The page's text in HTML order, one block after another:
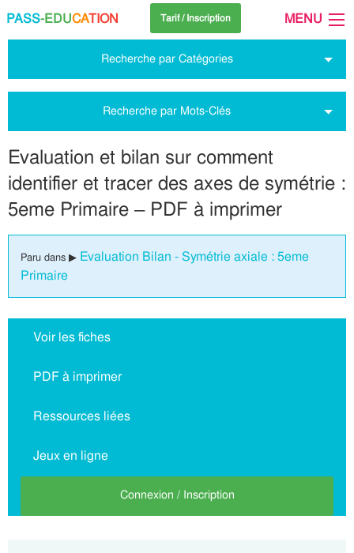
PASS-EDUCATION Tarif / Inscription MENU
Recherche par Catégories
Recherche par Mots-Clés
Evaluation et bilan sur comment
identifier et tracer des axes de symétrie :
5eme Primaire – PDF à imprimer
Paru dans ▶ Evaluation Bilan - Symétrie axiale : 5eme
Primaire
Voir les fiches
PDF à imprimer
Ressources liées
Jeux en ligne
Connexion / Inscription